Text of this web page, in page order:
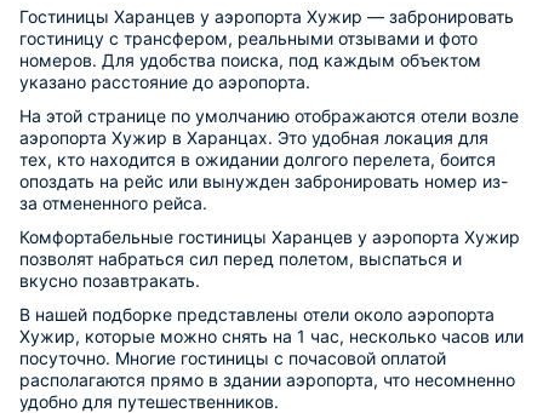
Гостиницы Харанцев у аэропорта Хужир — забронировать
гостиницу с трансфером, реальными отзывами и фото
номеров. Для удобства поиска, под каждым объектом
указано расстояние до аэропорта.
На этой странице по умолчанию отображаются отели возле
аэропорта Хужир в Харанцах. Это удобная локация для
тех, кто находится в ожидании долгого перелета, боится
опоздать на рейс или вынужден забронировать номер из-
за отмененного рейса.
Комфортабельные гостиницы Харанцев у аэропорта Хужир
позволят набраться сил перед полетом, выспаться и
вкусно позавтракать.
В нашей подборке представлены отели около аэропорта
Хужир, которые можно снять на 1 час, несколько часов или
посуточно. Многие гостиницы с почасовой оплатой
располагаются прямо в здании аэропорта, что несомненно
удобно для путешественников.